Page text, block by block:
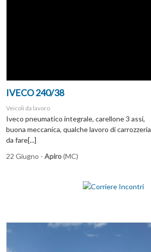
IVECO 240/38
Veicoli da lavoro
Iveco pneumatico integrale, carellone 3 assi,
buona meccanica, qualche lavoro di carrozzeria
da fare[...]
22 Giugno - Apiro(MC)